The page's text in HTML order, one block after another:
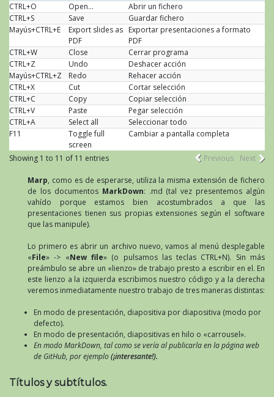
CTRL+O
Open...
Abrir un fichero
CTRL+S
Save
Guardar fichero
Mayús+CTRL+E
Export slides as
PDF
Exportar presentaciones a formato
PDF
CTRL+W
Close
Cerrar programa
CTRL+Z
Undo
Deshacer acción
Mayús+CTRL+Z
Redo
Rehacer acción
CTRL+X
Cut
Cortar selección
CTRL+C
Copy
Copiar selección
CTRL+V
Paste
Pegar selección
CTRL+A
Select all
Seleccionar todo
F11
Toggle full
screen
Cambiar a pantalla completa
Showing 1 to 11 of 11 entries Previous Next
Marp, como es de esperarse, utiliza la misma extensión de fichero
de los documentos MarkDown: .md (tal vez presentemos algún
vahído porque estamos bien acostumbrados a que las
presentaciones tienen sus propias extensiones según el software
que las manipule).
Lo primero es abrir un archivo nuevo, vamos al menú desplegable
«File» -> «New file» (o pulsamos las teclas CTRL+N). Sin más
preámbulo se abre un «lienzo» de trabajo presto a escribir en el. En
este lienzo a la izquierda escribimos nuestro código y a la derecha
veremos inmediatamente nuestro trabajo de tres maneras distintas:
En modo de presentación, diapositiva por diapositiva (modo por
defecto).
En modo de presentación, diapositivas en hilo o «carrousel».
En modo MarkDown, tal como se vería al publicarla en la página web
de GitHub, por ejemplo(¡interesante!).
Títulos y subtítulos.